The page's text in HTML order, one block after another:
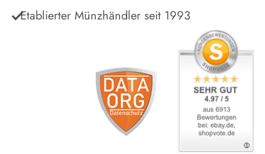
Etablierter Münzhändler seit 1993